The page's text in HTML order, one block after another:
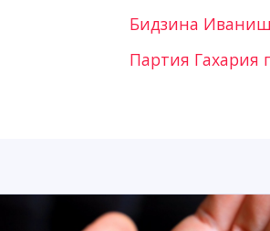
Бидзина
Партия Гахария